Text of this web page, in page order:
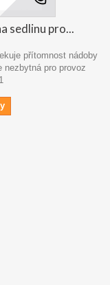
sedlinu pro...
přítomnost nádoby
nezbytná pro provoz